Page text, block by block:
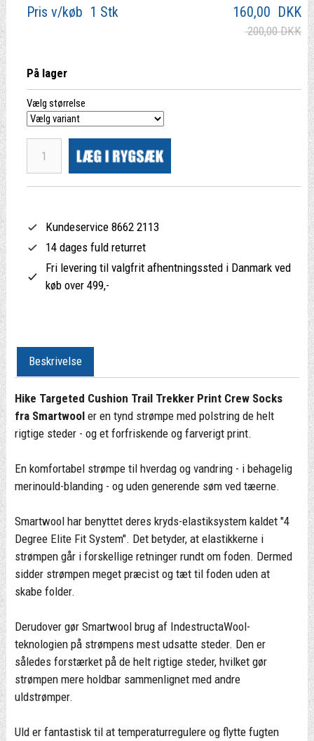
Pris v/køb 1 Stk 160,00 DKK
200,00 DKK
På lager
Vælg størrelse
Kundeservice 8662 2113
14 dages fuld returret
Fri levering til valgfrit afhentningssted i Danmark ved
køb over 499,-
Beskrivelse
Hike Targeted Cushion Trail Trekker Print Crew Socks
fra Smartwooler en tynd strømpe med polstring de helt
rigtige steder - og et forfriskende og farverigt print.
En komfortabel strømpe til hverdag og vandring - i behagelig
merinould-blanding - og uden generende søm ved tæerne.
Smartwool har benyttet deres kryds-elastiksystem kaldet "4
Degree Elite Fit System". Det betyder, at elastikkerne i
strømpen går i forskellige retninger rundt om foden. Dermed
sidder strømpen meget præcist og tæt til foden uden at
skabe folder.
Derudover gør Smartwool brug af IndestructaWool-
teknologien på strømpens mest udsatte steder. Den er
således forstærket på de helt rigtige steder, hvilket gør
strømpen mere holdbar sammenlignet med andre
uldstrømper.
Uld er fantastisk til at temperaturregulere og flytte fugten